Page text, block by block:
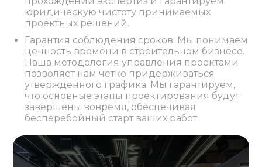
юридическую чистоту принимаемых
проектных решений.
Гарантия соблюдения сроков: Мы понимаем
ценность времени в строительном бизнесе.
Наша методология управления проектами
позволяет нам четко придерживаться
утвержденного графика. Мы гарантируем,
что основные этапы проектирования будут
завершены вовремя, обеспечивая
бесперебойный старт ваших работ.